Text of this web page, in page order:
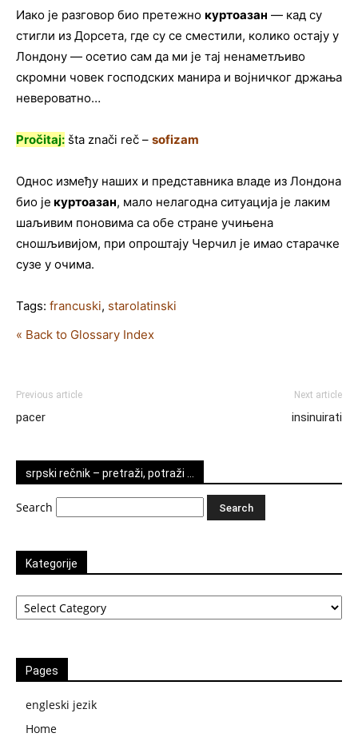
Иако је разговор био претежно куртоазан — кад су
стигли из Дорсета, где су се сместили, колико остају у
Лондону — осетио сам да ми је тај ненаметљиво
скромни човек господских манира и војничког држања
невероватно…
Pročitaj: šta znači reč – sofizam
Однос између наших и представника владе из Лондона
био је куртоазан, мало нелагодна ситуација је лаким
шаљивим поновима са обе стране учињена
сношљивијом, при опроштају Черчил је имао старачке
сузе у очима.
Tags: francuski, starolatinski
« Back to Glossary Index
Previous article
pacer
Next article
insinuirati
srpski rečnik – pretraži, potraži …
Search
Kategorije
Kategorije
Pages
engleski jezik
Home